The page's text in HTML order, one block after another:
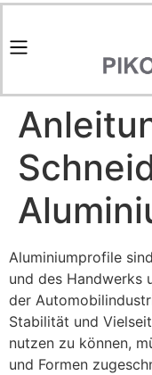
Aluminiumprofile
und des Handwerks
der
Stabilität und
nutzen zu können,
und Formen